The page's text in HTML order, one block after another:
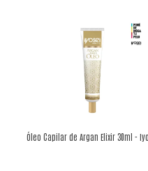
Óleo Capilar de Argan Elixir 30ml -